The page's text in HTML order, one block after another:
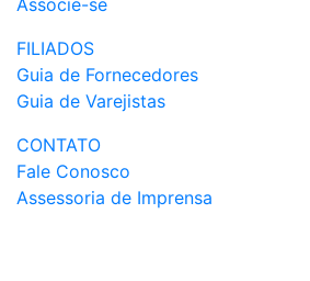
Associe-se
FILIADOS
Guia de Fornecedores
Guia de Varejistas
CONTATO
Fale Conosco
Assessoria de Imprensa